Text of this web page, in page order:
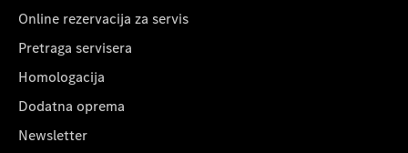
Online rezervacija za servis
Pretraga servisera
Homologacija
Dodatna oprema
Newsletter